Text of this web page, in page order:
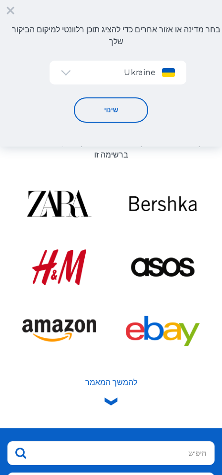
בחר מדינה או אזור אחרים כדי להציג תוכן רלוונטי למיקום הביקור
שלך
Ukraine
שינוי
קטלוג חנויות
קטלוג חנויות
ברשימה זו
להמשך המאמר